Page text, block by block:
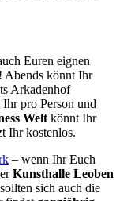
Euren eignen
! Abends könnt Ihr
Arkadenhof
pro Person und
Welt könnt Ihr
Ihr kostenlos.
– wenn Ihr Euch
Kunsthalle Leoben
sich auch die